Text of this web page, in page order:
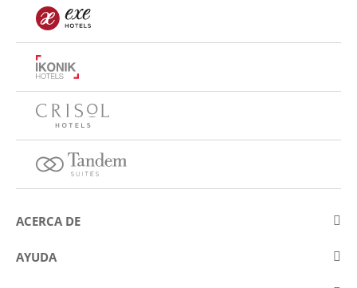
ACERCA DE
Sobre Eurostars Hotel Company
AYUDA